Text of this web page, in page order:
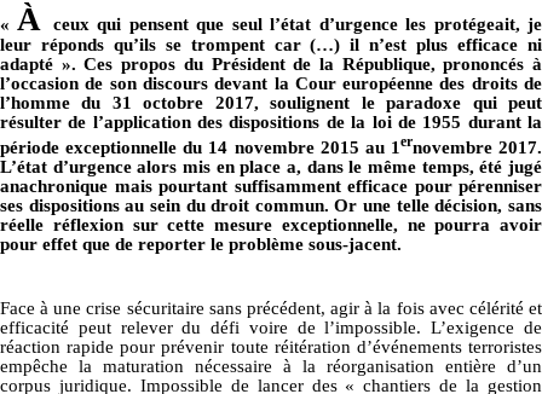
« À
ceux qui pensent que seul l’état d’urgence les protégeait, je
leur réponds qu’ils se trompent car (…) il n’est plus efficace ni
adapté ». Ces propos du Président de la République, prononcés à
l’occasion de son discours devant la Cour européenne des droits de
l’homme du 31 octobre 2017, soulignent le paradoxe qui peut
résulter de l’application des dispositions de la loi de 1955 durant la
période exceptionnelle du 14 novembre 2015 au 1 ernovembre 2017.
L’état d’urgence alors mis en place a, dans le même temps, été jugé
anachronique mais pourtant suffisamment efficace pour pérenniser
ses dispositions au sein du droit commun. Or une telle décision, sans
réelle réflexion sur cette mesure exceptionnelle, ne pourra avoir
pour effet que de reporter le problème sous-jacent.
Face à une crise sécuritaire sans précédent, agir à la fois avec célérité et
efficacité peut relever du défi voire de l’impossible. L’exigence de
réaction rapide pour prévenir toute réitération d’événements terroristes
empêche la maturation nécessaire à la réorganisation entière d’un
corpus juridique. Impossible de lancer des « chantiers de la gestion